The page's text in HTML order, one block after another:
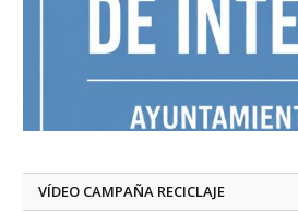
VÍDEO CAMPAÑA RECICLAJE